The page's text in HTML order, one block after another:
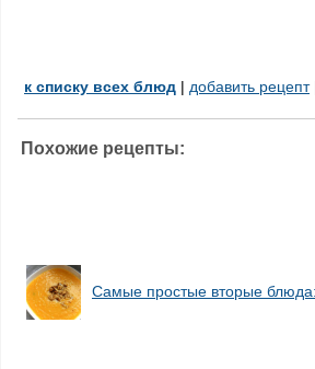
к списку всех блюд | добавить рецепт
Похожие рецепты:
Самые простые вторые